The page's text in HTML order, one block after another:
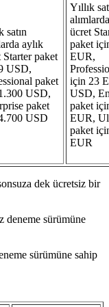
satın
aylık
Starter paket
USD,
paket
USD,
paket
USD
Yıllık
ücret
paket
EUR,
için 23
USD,
paket
EUR,
paket
EUR
dek ücretsiz bir
deneme sürümüne
sürümüne sahip